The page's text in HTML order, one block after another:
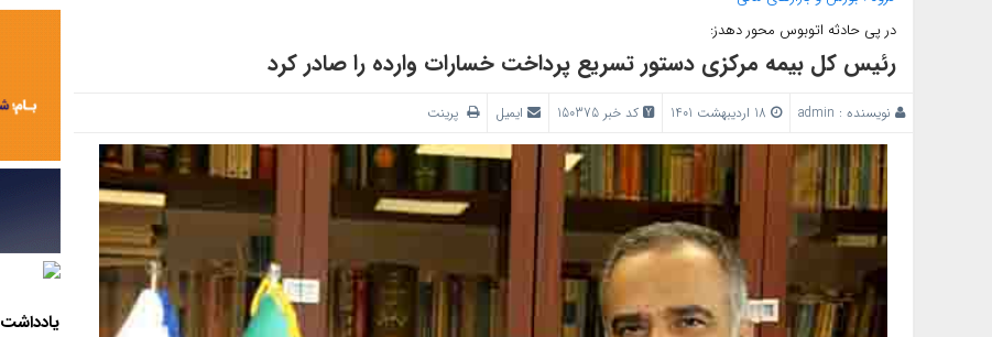
در پی حادثه اتوبوس محور دهدز:
رئیس کل بیمه مرکزی دستور تسریع پرداخت خسارات وارده را صادر کرد
نویسنده : admin کد خبر 150375 ایمیل پرینت
یادداشت